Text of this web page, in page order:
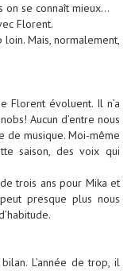
on se connaît mieux…
Florent.
Mais, normalement,
Florent évoluent. Il n’a
Aucun d’entre nous
de musique. Moi-même
saison, des voix qui
trois ans pour Mika et
presque plus nous
L’année de trop, il